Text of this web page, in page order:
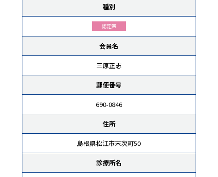
種別
認定医
会員名
三原正志
郵便番号
690-0846
住所
島根県松江市末次町50
診療所名